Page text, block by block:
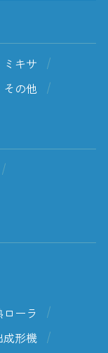
ミキサ
その他
ローラ
成形機